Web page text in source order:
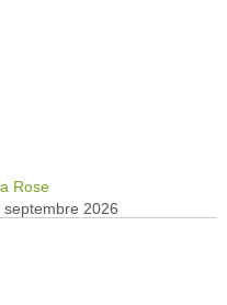
Rose
septembre 2026